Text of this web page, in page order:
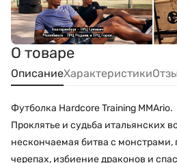
О товаре
ОписаниеХарактеристики
Футболка Hardcore Training MMArio.
Проклятье и судьба итальянских
нескончаемая битва с
черепах, избиение драконов и